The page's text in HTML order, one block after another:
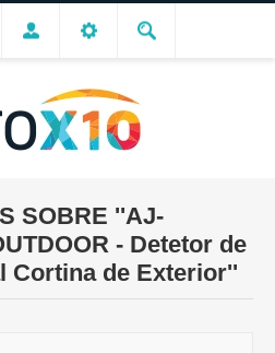
SOBRE
AJ-
- Detetor de
Cortina de Exterior